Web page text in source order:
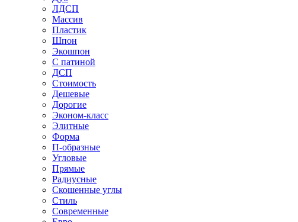
ЛДСП
Массив
Пластик
Шпон
Экошпон
С патиной
ДСП
Стоимость
Дешевые
Дорогие
Эконом-класс
Элитные
Форма
П-образные
Угловые
Прямые
Радиусные
Скошенные углы
Стиль
Современные